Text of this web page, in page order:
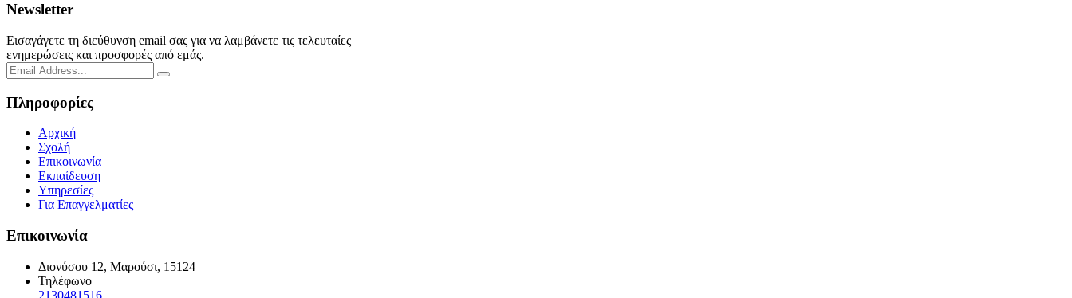
Newsletter
Εισαγάγετε τη διεύθυνση email σας για να λαμβάνετε τις τελευταίες
ενημερώσεις και προσφορές από εμάς.
Πληροφορίες
Αρχική
Σχολή
Επικοινωνία
Εκπαίδευση
Υπηρεσίες
Για Επαγγελματίες
Επικοινωνία
Διονύσου 12, Μαρούσι, 15124
Τηλέφωνο
2130481516